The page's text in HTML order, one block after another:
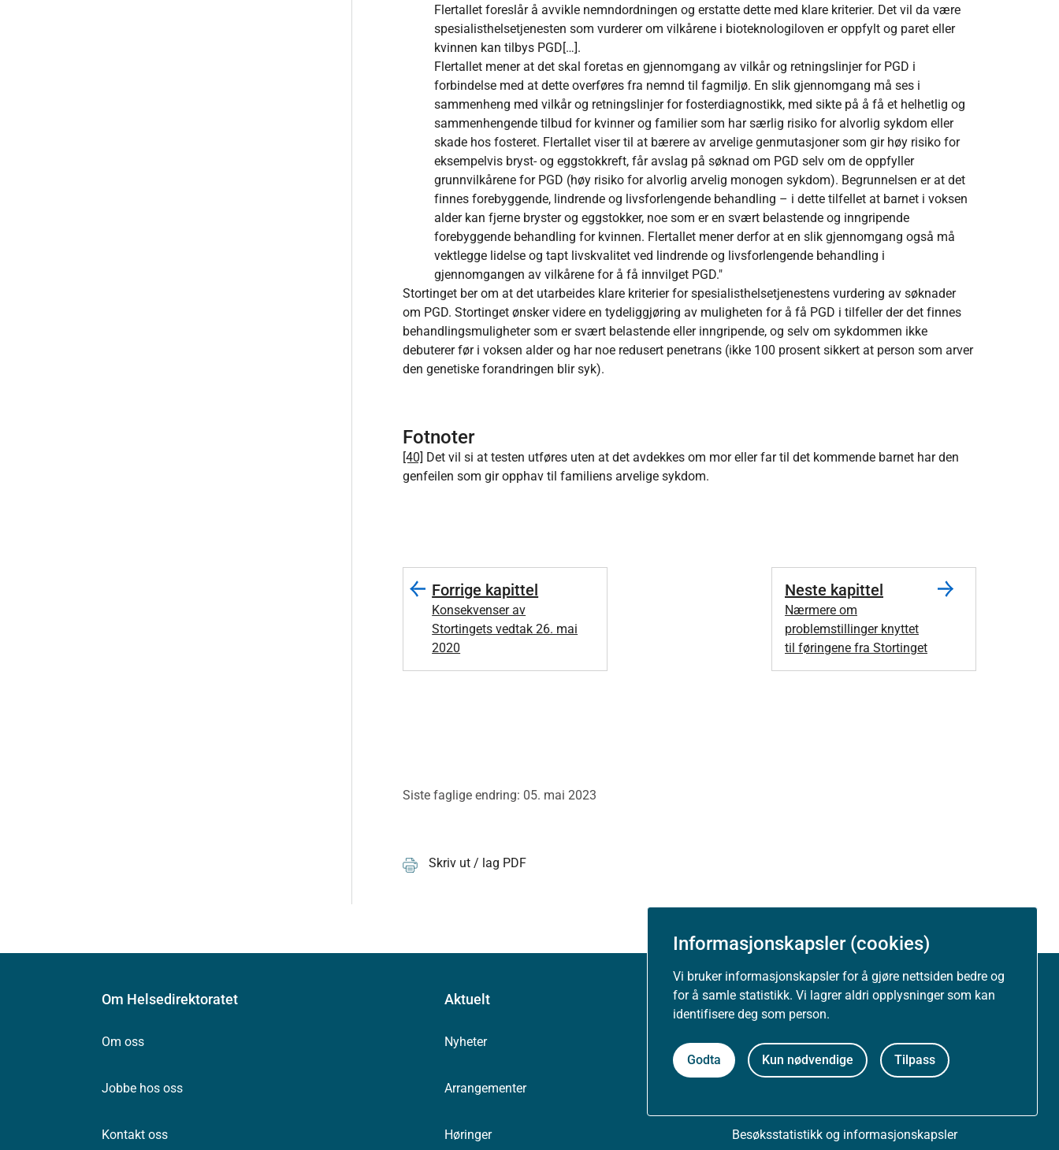
Informasjonskapsler (cookies)
Vi bruker informasjonskapsler for å gjøre nettsiden bedre og
for å samle statistikk. Vi lagrer aldri opplysninger som kan
identifisere deg som person.
Godta Kun nødvendige Tilpass
Flertallet foreslår å avvikle nemndordningen og erstatte dette med klare kriterier. Det vil da være
spesialisthelsetjenesten som vurderer om vilkårene i bioteknologiloven er oppfylt og paret eller
kvinnen kan tilbys PGD[…].
Flertallet mener at det skal foretas en gjennomgang av vilkår og retningslinjer for PGD i
forbindelse med at dette overføres fra nemnd til fagmiljø. En slik gjennomgang må ses i
sammenheng med vilkår og retningslinjer for fosterdiagnostikk, med sikte på å få et helhetlig og
sammenhengende tilbud for kvinner og familier som har særlig risiko for alvorlig sykdom eller
skade hos fosteret. Flertallet viser til at bærere av arvelige genmutasjoner som gir høy risiko for
eksempelvis bryst- og eggstokkreft, får avslag på søknad om PGD selv om de oppfyller
grunnvilkårene for PGD (høy risiko for alvorlig arvelig monogen sykdom). Begrunnelsen er at det
finnes forebyggende, lindrende og livsforlengende behandling – i dette tilfellet at barnet i voksen
alder kan fjerne bryster og eggstokker, noe som er en svært belastende og inngripende
forebyggende behandling for kvinnen. Flertallet mener derfor at en slik gjennomgang også må
vektlegge lidelse og tapt livskvalitet ved lindrende og livsforlengende behandling i
gjennomgangen av vilkårene for å få innvilget PGD."
Stortinget ber om at det utarbeides klare kriterier for spesialisthelsetjenestens vurdering av søknader
om PGD. Stortinget ønsker videre en tydeliggjøring av muligheten for å få PGD i tilfeller der det finnes
behandlingsmuligheter som er svært belastende eller inngripende, og selv om sykdommen ikke
debuterer før i voksen alder og har noe redusert penetrans (ikke 100 prosent sikkert at person som arver
den genetiske forandringen blir syk).
Fotnoter
[40] Det vil si at testen utføres uten at det avdekkes om mor eller far til det kommende barnet har den
genfeilen som gir opphav til familiens arvelige sykdom.
Forrige kapittel
Konsekvenser av
Stortingets vedtak 26. mai
2020
Neste kapittel
Nærmere om
problemstillinger knyttet
til føringene fra Stortinget
Siste faglige endring: 05. mai 2023
Skriv ut / lag PDF
Om Helsedirektoratet
Om oss
Jobbe hos oss
Kontakt oss
Aktuelt
Nyheter
Arrangementer
Høringer
Om nettstedet
Personvernerklæring
Besøksstatistikk og informasjonskapsler